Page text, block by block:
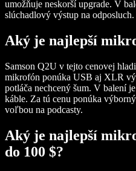
umožňuje neskorší upgrade. V
slúchadlový výstup na odposluch.
Aký je najlepší
Samson Q2U v tejto cenovej
mikrofón ponúka USB aj XLR
potláča nechcený šum. V balení
káble. Za tú cenu ponúka
voľbou na podcasty.
Aký je najlepší
do 100 $?